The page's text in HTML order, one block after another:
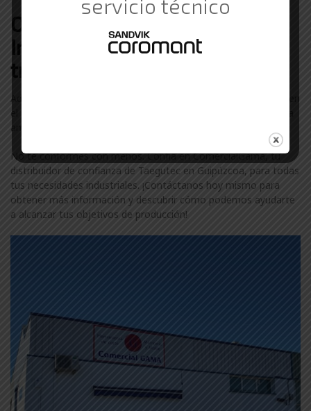
Otras marcas de Suministros
Industriales con las que
trabajamos en Guipúzcoa
Además de Taegutec, colaboramos con otras marcas líderes en
el sector industrial en Guipúzcoa. Descubre más sobre nuestra
amplia gama de marcas visitando nuestra
No te conformes con menos. Confía en ComercialGama, tu
distribuidor de confianza de Taegutec en Guipúzcoa, para todas
tus necesidades industriales. ¡Contáctanos hoy mismo para
obtener más información y descubrir cómo podemos ayudarte
a alcanzar tus objetivos de producción!
servicio técnico